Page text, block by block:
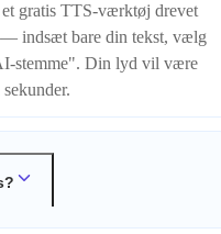
gratis TTS-værktøj drevet
— indsæt bare din tekst, vælg
stemme". Din lyd vil være